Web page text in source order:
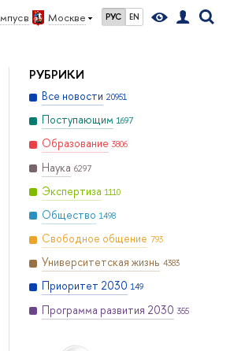
в Москве РУС EN
РУБРИКИ
Все новости 20951
Поступающим 1697
Образование 3806
Наука 6297
Экспертиза 1110
Общество 1498
Свободное общение 793
Университетская жизнь 4383
Приоритет 2030 149
Программа развития 2030 355